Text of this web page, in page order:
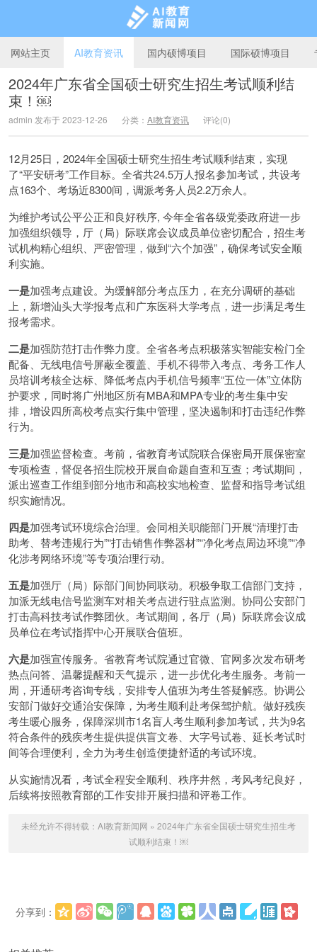
网站主页 AI教育资讯 国内硕博项目 国际硕博项目
2024年广东省全国硕士研究生招生考试顺利结
束！￼
admin 发布于 2023-12-26 分类： AI教育资讯 评论(0)
12月25日，2024年全国硕士研究生招生考试顺利结束，实现
了“平安研考”工作目标。全省共24.5万人报名参加考试，共设考
点163个、考场近8300间，调派考务人员2.2万余人。
为维护考试公平公正和良好秩序, 今年全省各级党委政府进一步
加强组织领导，厅（局）际联席会议成员单位密切配合，招生考
试机构精心组织、严密管理，做到“六个加强”，确保考试安全顺
利实施。
一是加强考点建设。为缓解部分考点压力，在充分调研的基础
上，新增汕头大学报考点和广东医科大学考点，进一步满足考生
报考需求。
二是加强防范打击作弊力度。全省各考点积极落实智能安检门全
配备、无线电信号屏蔽全覆盖、手机不得带入考点、考务工作人
员培训考核全达标、降低考点内手机信号频率“五位一体”立体防
护要求，同时将广州地区所有MBA和MPA专业的考生集中安
排，增设四所高校考点实行集中管理，坚决遏制和打击违纪作弊
行为。
三是加强监督检查。考前，省教育考试院联合保密局开展保密室
专项检查，督促各招生院校开展自命题自查和互查；考试期间，
派出巡查工作组到部分地市和高校实地检查、监督和指导考试组
织实施情况。
四是加强考试环境综合治理。会同相关职能部门开展“清理打击
助考、替考违规行为”“打击销售作弊器材”“净化考点周边环境”“净
化涉考网络环境”等专项治理行动。
五是加强厅（局）际部门间协同联动。积极争取工信部门支持，
加派无线电信号监测车对相关考点进行驻点监测。协同公安部门
打击高科技考试作弊团伙。考试期间，各厅（局）际联席会议成
员单位在考试指挥中心开展联合值班。
六是加强宣传服务。省教育考试院通过官微、官网多次发布研考
热点问答、温馨提醒和天气提示，进一步优化考生服务。考前一
周，开通研考咨询专线，安排专人值班为考生答疑解惑。协调公
安部门做好交通治安保障，为考生顺利赴考保驾护航。做好残疾
考生暖心服务，保障深圳市1名盲人考生顺利参加考试，共为9名
符合条件的残疾考生提供提供盲文卷、大字号试卷、延长考试时
间等合理便利，全力为考生创造便捷舒适的考试环境。
从实施情况看，考试全程安全顺利、秩序井然，考风考纪良好，
后续将按照教育部的工作安排开展扫描和评卷工作。
未经允许不得转载： AI教育新闻网 » 2024年广东省全国硕士研究生招生考
试顺利结束！￼
分享到：